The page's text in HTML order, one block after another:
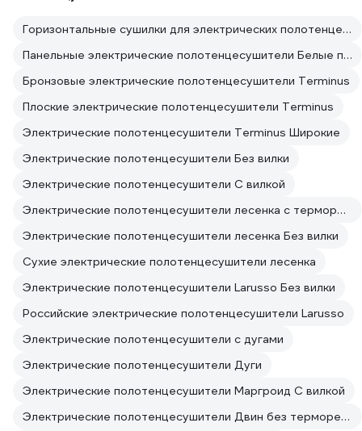
Горизонтальные сушилки для электрических полотенцесушителей поворотные
Панельные электрические полотенцесушители Белые полотенцесушители
Бронзовые электрические полотенцесушители Terminus
Плоские электрические полотенцесушители Terminus
Электрические полотенцесушители Terminus Широкие
Электрические полотенцесушители Без вилки
Электрические полотенцесушители С вилкой
Электрические полотенцесушители лесенка с терморегулятором
Электрические полотенцесушители лесенка Без вилки
Сухие электрические полотенцесушители лесенка
Электрические полотенцесушители Larusso Без вилки
Российские электрические полотенцесушители Larusso
Электрические полотенцесушители с дугами
Электрические полотенцесушители Дуги
Электрические полотенцесушители Маргроид С вилкой
Электрические полотенцесушители Двин без терморегулятора